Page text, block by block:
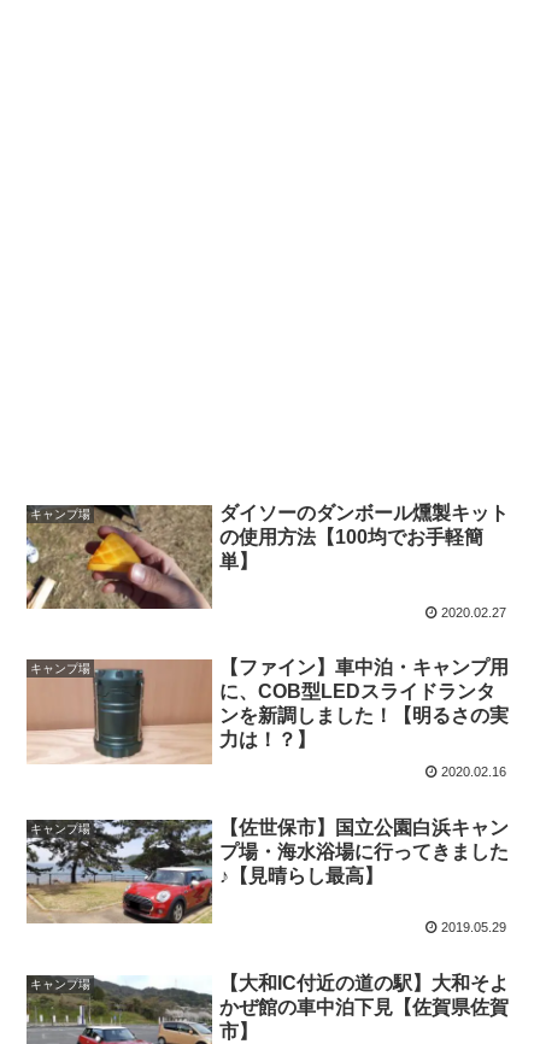
キャンプ場
ダイソーのダンボール燻製キット
の使用方法【100均でお手軽簡
単】
2020.02.27
キャンプ場
【ファイン】車中泊・キャンプ用
に、COB型LEDスライドランタ
ンを新調しました！【明るさの実
力は！？】
2020.02.16
キャンプ場
【佐世保市】国立公園白浜キャン
プ場・海水浴場に行ってきました
♪【見晴らし最高】
2019.05.29
キャンプ場
【大和IC付近の道の駅】大和そよ
かぜ館の車中泊下見【佐賀県佐賀
市】